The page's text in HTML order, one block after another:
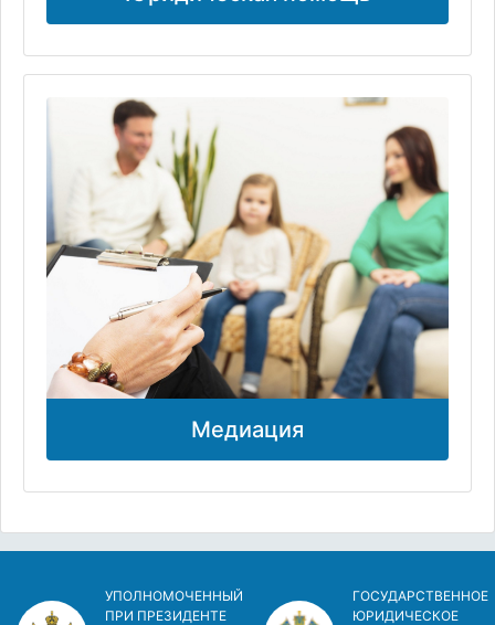
Медиация
УПОЛНОМОЧЕННЫЙ
ПРИ ПРЕЗИДЕНТЕ
ГОСУДАРСТВЕННОЕ
ЮРИДИЧЕСКОЕ